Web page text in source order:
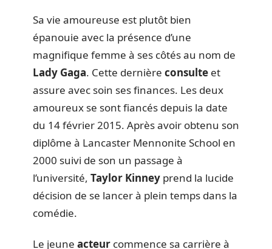
Sa vie amoureuse est plutôt bien
épanouie avec la présence d’une
magnifique femme à ses côtés au nom de
Lady Gaga. Cette dernière consulte et
assure avec soin ses finances. Les deux
amoureux se sont fiancés depuis la date
du 14 février 2015. Après avoir obtenu son
diplôme à Lancaster Mennonite School en
2000 suivi de son un passage à
l’université, Taylor Kinney prend la lucide
décision de se lancer à plein temps dans la
comédie.
Le jeune acteur commence sa carrière à